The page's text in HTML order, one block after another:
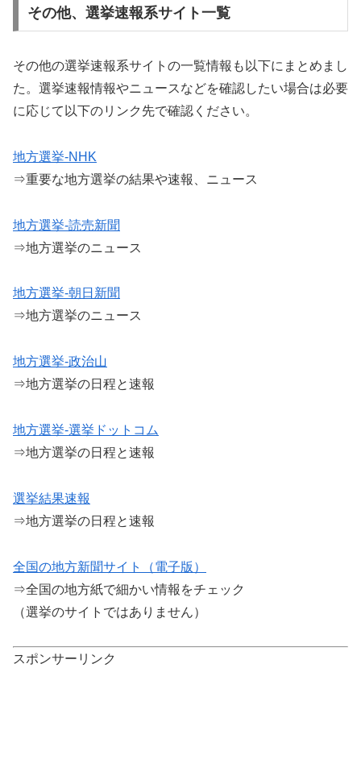
その他、選挙速報系サイト一覧
その他の選挙速報系サイトの一覧情報も以下にまとめまし
た。選挙速報情報やニュースなどを確認したい場合は必要
に応じて以下のリンク先で確認ください。
地方選挙-NHK
⇒重要な地方選挙の結果や速報、ニュース
地方選挙-読売新聞
⇒地方選挙のニュース
地方選挙-朝日新聞
⇒地方選挙のニュース
地方選挙-政治山
⇒地方選挙の日程と速報
地方選挙-選挙ドットコム
⇒地方選挙の日程と速報
選挙結果速報
⇒地方選挙の日程と速報
全国の地方新聞サイト（電子版）
⇒全国の地方紙で細かい情報をチェック
（選挙のサイトではありません）
スポンサーリンク